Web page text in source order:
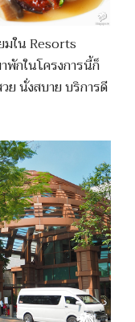
มใน Resorts
พักในโครงการนี้ก็
ย นั่งสบาย บริการดี